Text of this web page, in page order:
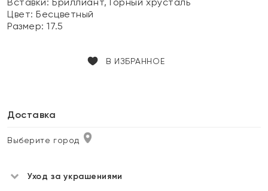
Цвет:Бесцветный
Размер:17.5
В ИЗБРАННОЕ
Доставка
Выберите город
Уход за украшениями